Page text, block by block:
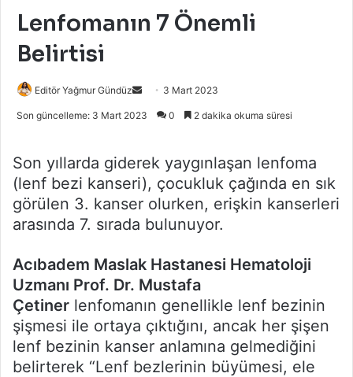
Lenfomanın 7 Önemli
Belirtisi
Editör Yağmur Gündüz
Bir
3 Mart 2023
Son güncelleme: 3 Mart 2023 0 2 dakika okuma süresi
Son yıllarda giderek yaygınlaşan lenfoma
(lenf bezi kanseri), çocukluk çağında en sık
görülen 3. kanser olurken, erişkin kanserleri
arasında 7. sırada bulunuyor.
Acıbadem Maslak Hastanesi Hematoloji
Uzmanı Prof. Dr. Mustafa
Çetiner lenfomanın genellikle lenf bezinin
şişmesi ile ortaya çıktığını, ancak her şişen
lenf bezinin kanser anlamına gelmediğini
belirterek “Lenf bezlerinin büyümesi, ele